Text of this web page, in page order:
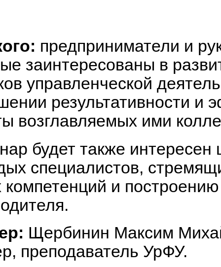
предприниматели и
заинтересованы в
управленческой
результативности и
возглавляемых ими
будет также интересен
специалистов,
компетенций и
Щербинин Максим
преподаватель УрФУ.